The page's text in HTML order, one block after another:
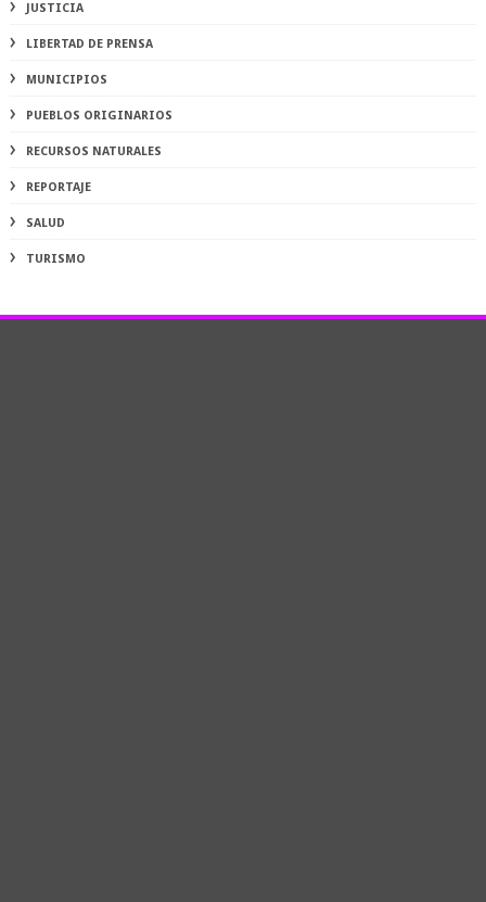
JUSTICIA
LIBERTAD DE PRENSA
MUNICIPIOS
PUEBLOS ORIGINARIOS
RECURSOS NATURALES
REPORTAJE
SALUD
TURISMO